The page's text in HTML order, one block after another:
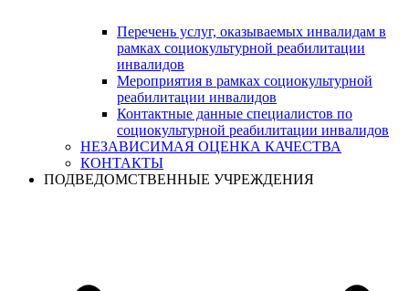
Перечень услуг, оказываемых инвалидам в
рамках социокультурной реабилитации
инвалидов
Мероприятия в рамках социокультурной
реабилитации инвалидов
Контактные данные специалистов по
социокультурной реабилитации инвалидов
НЕЗАВИСИМАЯ ОЦЕНКА КАЧЕСТВА
КОНТАКТЫ
ПОДВЕДОМСТВЕННЫЕ УЧРЕЖДЕНИЯ